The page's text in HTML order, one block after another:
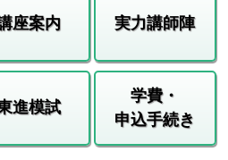
座案内 実力講師陣
進模試
学費・
申込手続き